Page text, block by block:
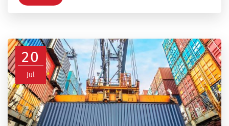
20
Jul